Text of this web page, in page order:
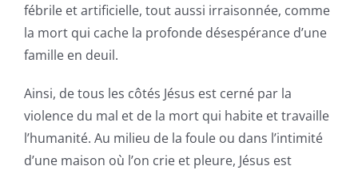
fébrile et artificielle, tout aussi irraisonnée, comme
la mort qui cache la profonde désespérance d’une
famille en deuil.
Ainsi, de tous les côtés Jésus est cerné par la
violence du mal et de la mort qui habite et travaille
l’humanité. Au milieu de la foule ou dans l’intimité
d’une maison où l’on crie et pleure, Jésus est